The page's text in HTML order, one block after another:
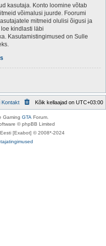
kasutaja. Konto loomine võtab
võimalusi juurde. Foorumi
mitmeid olulisi õigusi ja
kindlasti läbi
Kasutamistingimused on Sulle
Kõik kellaajad on UTC+03:00
Kontakt
Gaming GTA Forum.
© phpBB Limited
[Exabot] © 2008*-2024